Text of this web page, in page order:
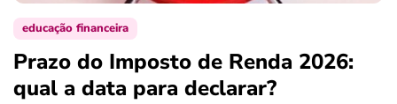
educação financeira
Prazo do Imposto de Renda 2026:
qual a data para declarar?